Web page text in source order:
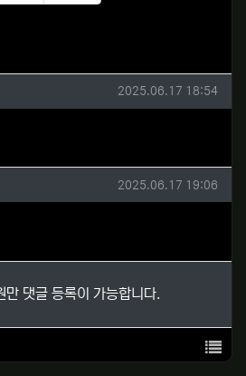
추천
비추천
의 댓글 작성일
2025.06.17 18:54
글 작성일
2025.06.17 19:06
만 댓글 등록이 가능합니다.
목록